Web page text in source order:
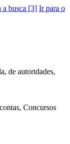
a busca [3] Ir para o
de autoridades,
Concursos